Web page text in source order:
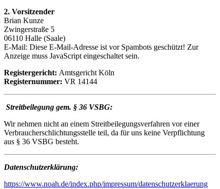
2. Vorsitzender
Brian Kunze
Zwingerstraße 5
06110 Halle (Saale)
E-Mail: Diese E-Mail-Adresse ist vor Spambots geschützt! Zur
Anzeige muss JavaScript eingeschaltet sein.
Registergericht: Amtsgericht Köln
Registernummer: VR 14144
Streitbeilegung gem. § 36 VSBG:
Wir nehmen nicht an einem Streitbeilegungsverfahren vor einer
Verbraucherschlichtungsstelle teil, da für uns keine Verpflichtung
aus § 36 VSBG besteht.
Datenschutzerklärung:
https://www.noah.de/index.php/impressum/datenschutzerklaerung